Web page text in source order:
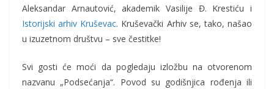
Aleksandar Arnautović, akademik Vasilije Đ. Krestiću i
Istorijski arhiv Kruševac. Kruševački Arhiv se, tako, našao
u izuzetnom društvu – sve čestitke!
Svi gosti će moći da pogledaju izložbu na otvorenom
nazvanu „Podsećanja“. Povod su godišnjica rođenja ili